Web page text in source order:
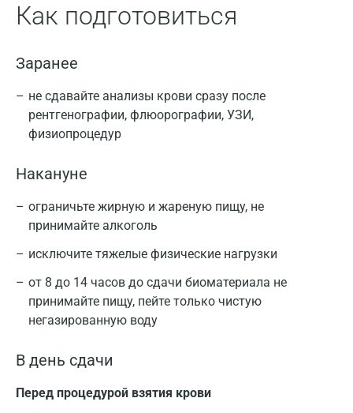
Как подготовиться
Заранее
не сдавайте анализы крови сразу после
рентгенографии, флюорографии, УЗИ,
физиопроцедур
Накануне
ограничьте жирную и жареную пищу, не
принимайте алкоголь
исключите тяжелые физические нагрузки
от 8 до 14 часов до сдачи биоматериала не
принимайте пищу, пейте только чистую
негазированную воду
В день сдачи
Перед процедурой взятия крови